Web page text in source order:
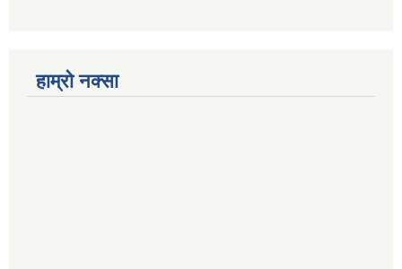
हाम्रो नक्सा